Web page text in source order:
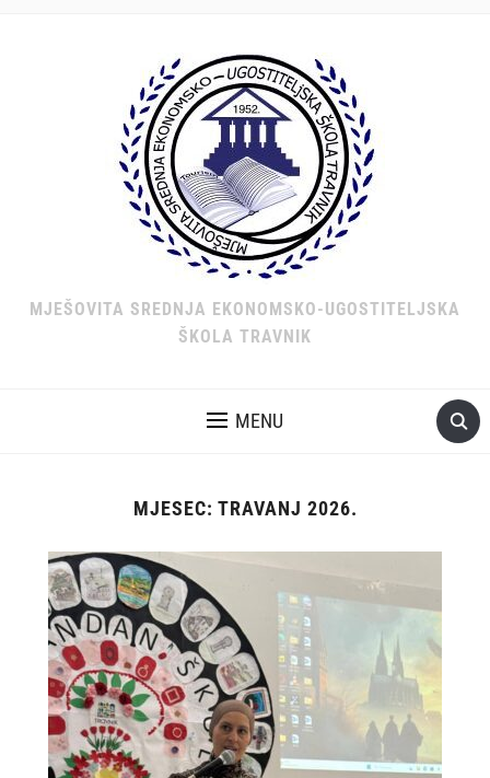
MJEŠOVITA SREDNJA EKONOMSKO-UGOSTITELJSKA
ŠKOLA TRAVNIK
MENU
MJESEC: TRAVANJ 2026.